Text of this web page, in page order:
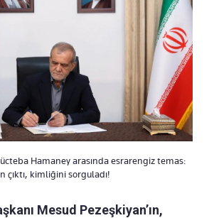
Hamaney arasında esrarengiz temas:
çıktı, kimliğini sorguladı!
Mesud Pezeşkiyan’ın,